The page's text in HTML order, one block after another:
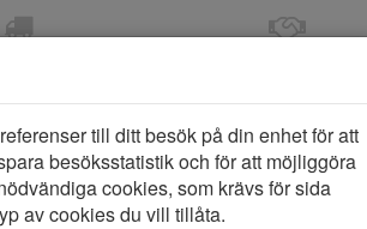
ÖPPET KÖP I 14
till ditt besök på din enhet för att
besöksstatistik och för att möjliggöra
cookies, som krävs för sida
av cookies du vill tillåta.